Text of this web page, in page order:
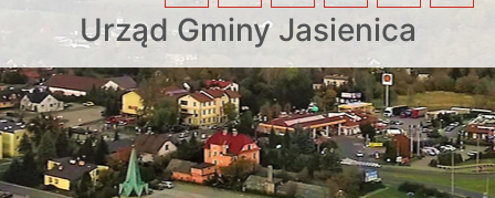
Urząd Gminy Jasienica